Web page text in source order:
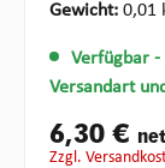
Gewicht: 0,01
Verfügbar -
Versandart
6,30 €
zzgl.